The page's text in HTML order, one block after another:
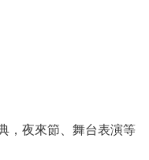
，夜來節、舞台表演等